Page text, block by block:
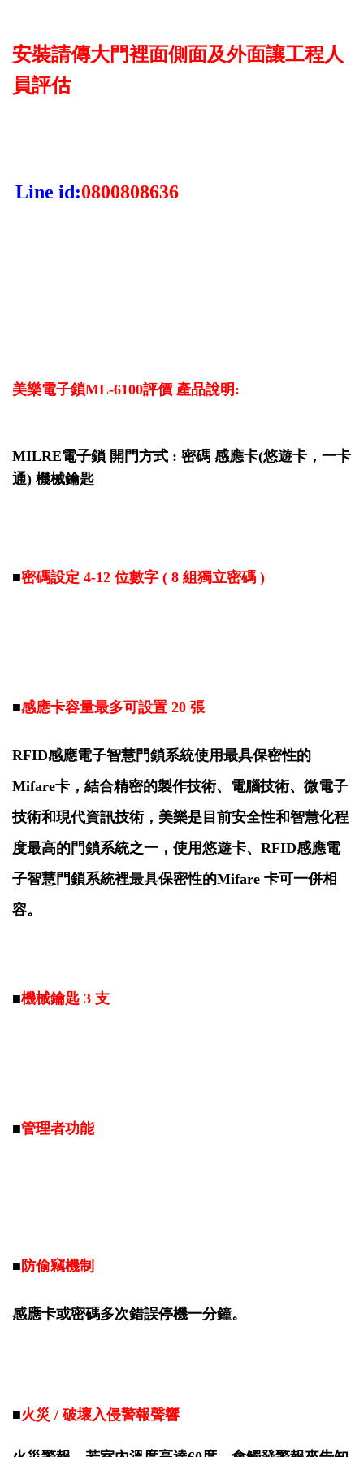
安裝請傳大門裡面側面及外面讓工程人
員評估
Line id:0800808636
美樂電子鎖ML-6100評價 產品說明:
MILRE電子鎖 開門方式 : 密碼 感應卡(悠遊卡，一卡
通) 機械鑰匙
■密碼設定 4-12 位數字 ( 8 組獨立密碼 )
■感應卡容量最多可設置 20 張
RFID感應電子智慧門鎖系統使用最具保密性的
Mifare卡，結合精密的製作技術、電腦技術、 微電子
技術和現代資訊技術，美樂是目前安全性和智慧化程
度最高的門鎖系統之一，使用悠遊卡、 RFID感應電
子智慧門鎖系統裡最具保密性的Mifare 卡可一併相
容。
■機械鑰匙 3 支
■管理者功能
■ 防偷竊機制
感應卡或密碼多次錯誤停機一分鐘。
■火災 / 破壞入侵警報聲響